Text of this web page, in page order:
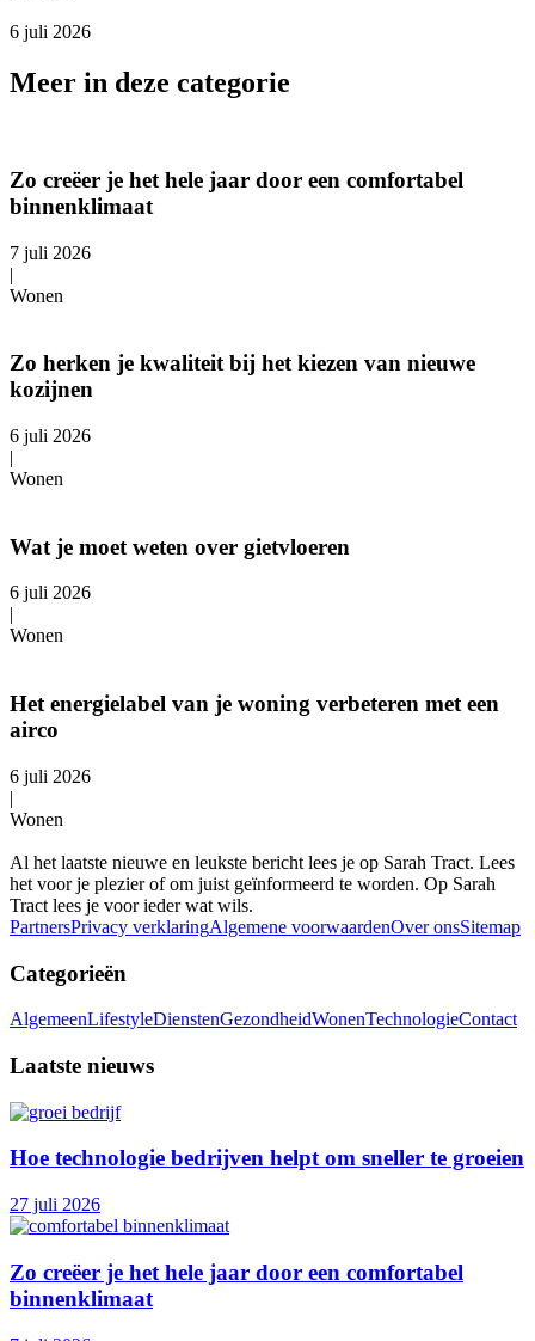
6 juli 2026
Meer in deze categorie
Zo creëer je het hele jaar door een comfortabel
binnenklimaat
7 juli 2026
|
Wonen
Zo herken je kwaliteit bij het kiezen van nieuwe
kozijnen
6 juli 2026
|
Wonen
Wat je moet weten over gietvloeren
6 juli 2026
|
Wonen
Het energielabel van je woning verbeteren met een
airco
6 juli 2026
|
Wonen
Al het laatste nieuwe en leukste bericht lees je op Sarah Tract. Lees
het voor je plezier of om juist geïnformeerd te worden. Op Sarah
Tract lees je voor ieder wat wils.
PartnersPrivacy verklaringAlgemene voorwaardenOver onsSitemap
Categorieën
AlgemeenLifestyleDienstenGezondheidWonenTechnologieContact
Laatste nieuws
Hoe technologie bedrijven helpt om sneller te groeien
27 juli 2026
Zo creëer je het hele jaar door een comfortabel
binnenklimaat